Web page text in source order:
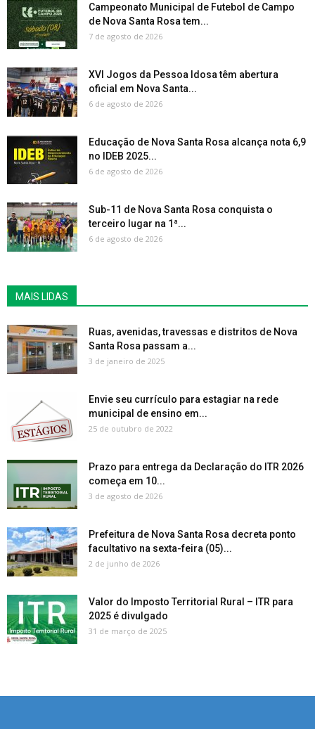
Campeonato Municipal de Futebol de Campo
de Nova Santa Rosa tem...
7 de agosto de 2026
XVI Jogos da Pessoa Idosa têm abertura
oficial em Nova Santa...
6 de agosto de 2026
Educação de Nova Santa Rosa alcança nota 6,9
no IDEB 2025...
6 de agosto de 2026
Sub-11 de Nova Santa Rosa conquista o
terceiro lugar na 1ª...
6 de agosto de 2026
MAIS LIDAS
Ruas, avenidas, travessas e distritos de Nova
Santa Rosa passam a...
3 de janeiro de 2025
Envie seu currículo para estagiar na rede
municipal de ensino em...
25 de outubro de 2022
Prazo para entrega da Declaração do ITR 2026
começa em 10...
3 de agosto de 2026
Prefeitura de Nova Santa Rosa decreta ponto
facultativo na sexta-feira (05)...
2 de junho de 2026
Valor do Imposto Territorial Rural – ITR para
2025 é divulgado
31 de março de 2025